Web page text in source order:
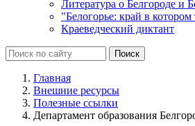
Литература о Белгороде и
"Белогорье: край в
Краеведческий диктант
Главная
Внешние ресурсы
Полезные ссылки
Департамент образования